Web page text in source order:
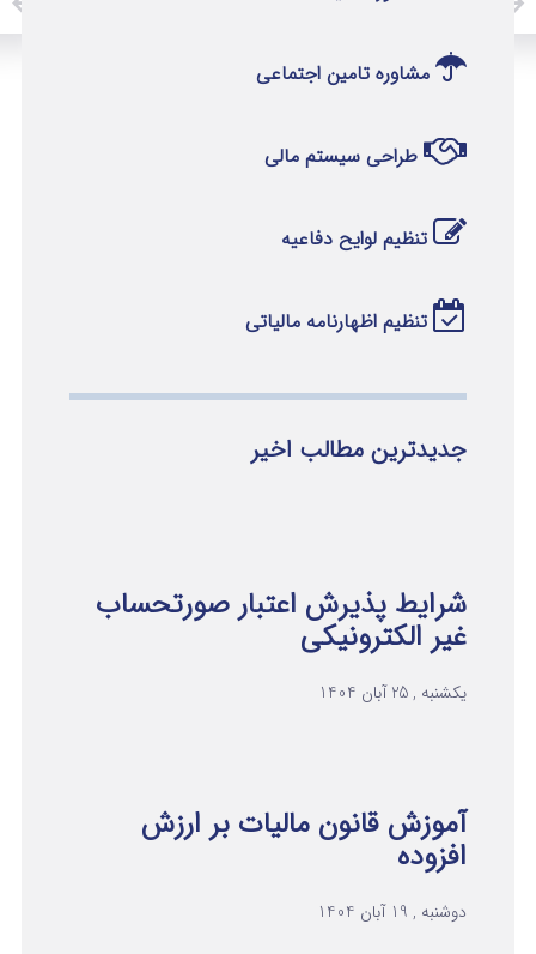
مشاوره تامین اجتماعی
طراحی سیستم مالی
تنظیم لوایح دفاعیه
تنظیم اظهارنامه مالیاتی
جدیدترین مطالب اخیر
شرایط پذیرش اعتبار صورتحساب
غیر الکترونیکی
یکشنبه , 25 آبان 1404
آموزش قانون مالیات بر ارزش
افزوده
دوشنبه , 19 آبان 1404